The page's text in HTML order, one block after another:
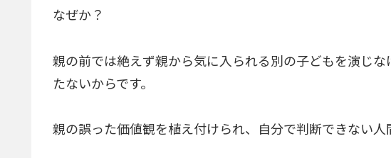
なぜか？
親の前では絶えず親から気に入られる別の子どもを演じ
たないからです。
親の誤った価値観を植え付けられ、自分で判断できない人